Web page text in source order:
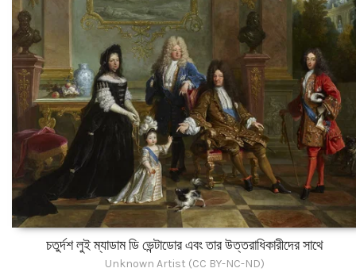
চতুর্দশ লুই ম্যাডাম ডি ভেন্টাডোর এবং তার উত্তরাধিকারীদের সাথে
Unknown Artist (CC BY-NC-ND)